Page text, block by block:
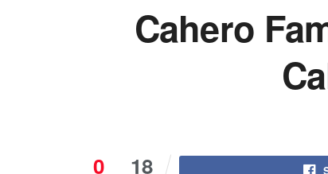
Cahero
0 18